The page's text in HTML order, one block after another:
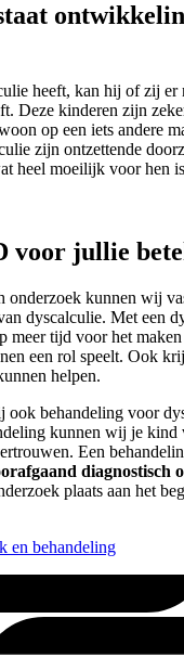
heeft, kan hij of zij er
Deze kinderen zijn
op een iets andere
zijn ontzettende
heel moeilijk voor hen
voor jullie
onderzoek kunnen wij
dyscalculie. Met een
meer tijd voor het
een rol speelt. Ook
helpen.
ook behandeling voor
kunnen wij je kind
Een
diagnostisch
plaats aan het
en behandeling